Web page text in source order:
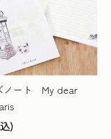
ノート My dear
)